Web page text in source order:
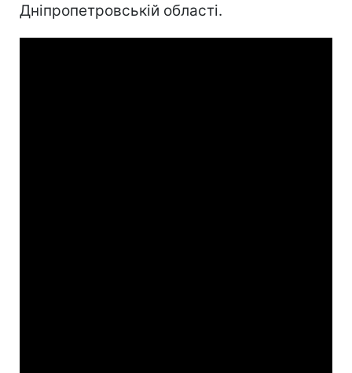
Дніпропетровській області.